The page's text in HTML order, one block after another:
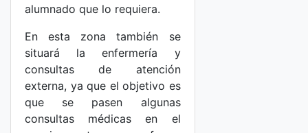
alumnado que lo requiera.
En esta zona también se
situará la enfermería y
consultas de atención
externa, ya que el objetivo es
que se pasen algunas
consultas médicas en el